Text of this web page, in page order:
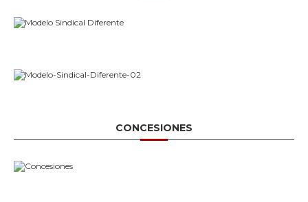
CONCESIONES